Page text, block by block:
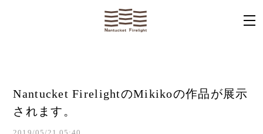
Nantucket FirelightのMikikoの作品が展示
されます。